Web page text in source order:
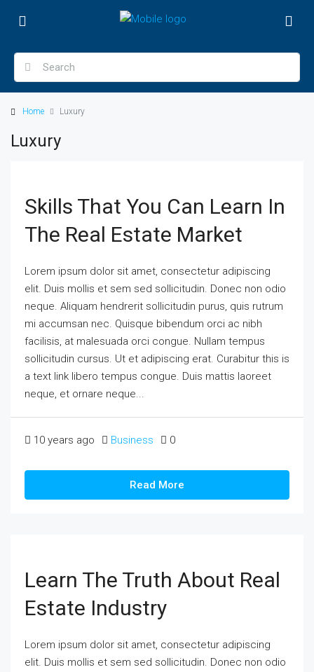
Home Luxury
Luxury
Skills That You Can Learn In
The Real Estate Market
Lorem ipsum dolor sit amet, consectetur adipiscing
elit. Duis mollis et sem sed sollicitudin. Donec non odio
neque. Aliquam hendrerit sollicitudin purus, quis rutrum
mi accumsan nec. Quisque bibendum orci ac nibh
facilisis, at malesuada orci congue. Nullam tempus
sollicitudin cursus. Ut et adipiscing erat. Curabitur this is
a text link libero tempus congue. Duis mattis laoreet
neque, et ornare neque...
10 years ago Business 0
Read More
Learn The Truth About Real
Estate Industry
Lorem ipsum dolor sit amet, consectetur adipiscing
elit. Duis mollis et sem sed sollicitudin. Donec non odio